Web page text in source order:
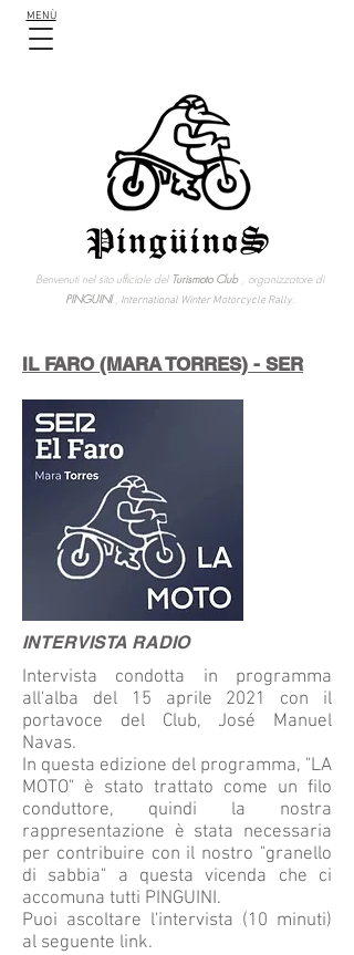
MENÙ
Benvenuti nel sito ufficiale del Turismoto Club, organizzatore di
PINGUINI, International Winter Motorcycle Rally.
IL FARO (MARA TORRES) - SER
INTERVISTA RADIO
Intervista condotta in programma
all'alba del 15 aprile 2021 con il
portavoce del Club, José Manuel
Navas.
In questa edizione del programma, "LA
MOTO" è stato trattato come un filo
conduttore, quindi la nostra
rappresentazione è stata necessaria
per contribuire con il nostro "granello
di sabbia" a questa vicenda che ci
accomuna tutti PINGUINI.
Puoi ascoltare l'intervista (10 minuti)
al seguente link.